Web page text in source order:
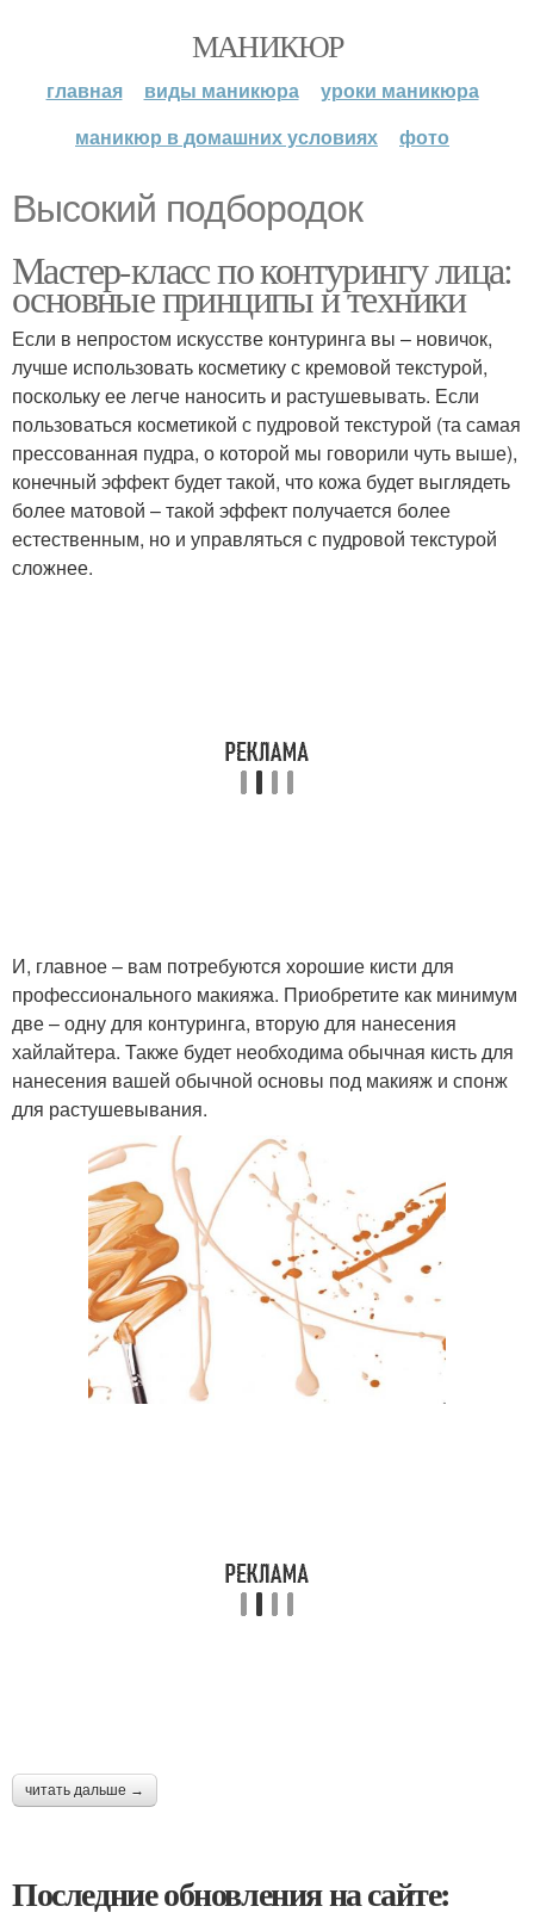
МАНИКЮР
главная виды маникюра
уроки маникюра
маникюр в домашних условиях
фото
Высокий подбородок
Мастер-класс по контурингу лица:
основные принципы и техники
Если в непростом искусстве контуринга вы – новичок,
лучше использовать косметику с кремовой текстурой,
поскольку ее легче наносить и растушевывать. Если
пользоваться косметикой с пудровой текстурой (та самая
прессованная пудра, о которой мы говорили чуть выше),
конечный эффект будет такой, что кожа будет выглядеть
более матовой – такой эффект получается более
естественным, но и управляться с пудровой текстурой
сложнее.
И, главное – вам потребуются хорошие кисти для
профессионального макияжа. Приобретите как минимум
две – одну для контуринга, вторую для нанесения
хайлайтера. Также будет необходима обычная кисть для
нанесения вашей обычной основы под макияж и спонж
для растушевывания.
читать дальше →
Последние обновления на сайте: